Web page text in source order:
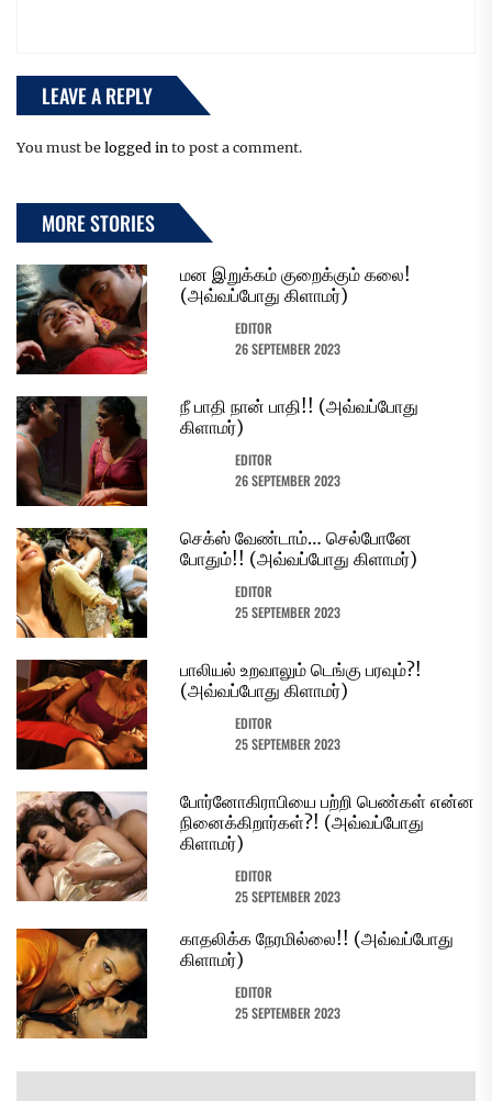
LEAVE A REPLY
You must be logged in to post a comment.
MORE STORIES
மன இறுக்கம் குறைக்கும் கலை!
(அவ்வப்போது கிளாமர்)
EDITOR
26 SEPTEMBER 2023
நீ பாதி நான் பாதி!! (அவ்வப்போது
கிளாமர்)
EDITOR
26 SEPTEMBER 2023
செக்ஸ் வேண்டாம்… செல்போனே
போதும்!! (அவ்வப்போது கிளாமர்)
EDITOR
25 SEPTEMBER 2023
பாலியல் உறவாலும் டெங்கு பரவும்?!
(அவ்வப்போது கிளாமர்)
EDITOR
25 SEPTEMBER 2023
போர்னோகிராபியை பற்றி பெண்கள் என்ன
நினைக்கிறார்கள்?! (அவ்வப்போது
கிளாமர்)
EDITOR
25 SEPTEMBER 2023
காதலிக்க நேரமில்லை!! (அவ்வப்போது
கிளாமர்)
EDITOR
25 SEPTEMBER 2023